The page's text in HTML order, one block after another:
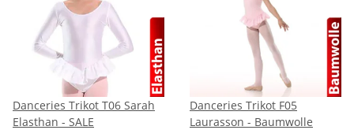
Danceries Trikot T06 Sarah
Elasthan - SALE
Danceries Trikot F05
Laurasson - Baumwolle